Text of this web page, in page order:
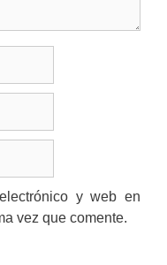
y web en
vez que comente.